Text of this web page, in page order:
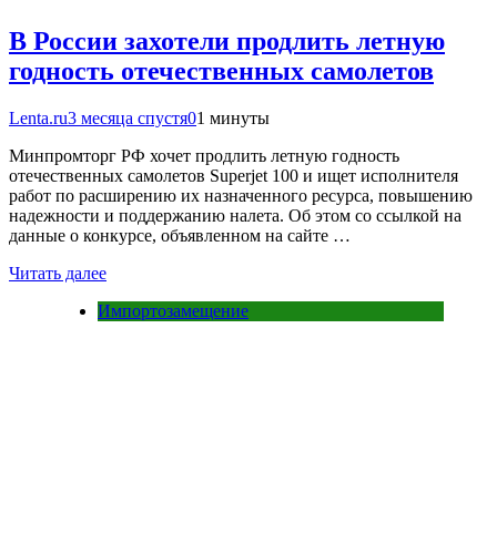
В России захотели продлить летную
годность отечественных самолетов
Lenta.ru3 месяца спустя01 минуты
Минпромторг РФ хочет продлить летную годность
отечественных самолетов Superjet 100 и ищет исполнителя
работ по расширению их назначенного ресурса, повышению
надежности и поддержанию налета. Об этом со ссылкой на
данные о конкурсе, объявленном на сайте …
Читать далее
Импортозамещение